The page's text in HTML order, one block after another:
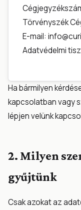
Törvényszék
E-mail:
Adatvédelmi
Ha bármilyen
kapcsolatban vagy
lépjen velünk
2. Milyen
gyűjtünk
Csak azokat az